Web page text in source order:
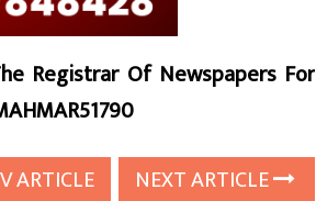
Registrar Of Newspapers For
ARTICLE NEXT ARTICLE